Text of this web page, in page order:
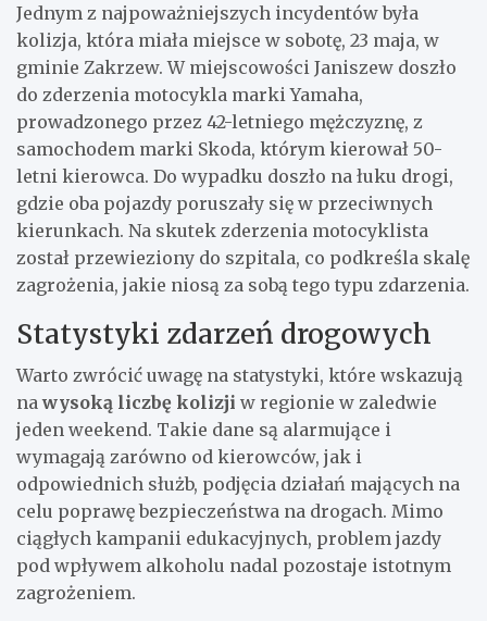
Jednym z najpoważniejszych incydentów była
kolizja, która miała miejsce w sobotę, 23 maja, w
gminie Zakrzew. W miejscowości Janiszew doszło
do zderzenia motocykla marki Yamaha,
prowadzonego przez 42-letniego mężczyznę, z
samochodem marki Skoda, którym kierował 50-
letni kierowca. Do wypadku doszło na łuku drogi,
gdzie oba pojazdy poruszały się w przeciwnych
kierunkach. Na skutek zderzenia motocyklista
został przewieziony do szpitala, co podkreśla skalę
zagrożenia, jakie niosą za sobą tego typu zdarzenia.
Statystyki zdarzeń drogowych
Warto zwrócić uwagę na statystyki, które wskazują
nawysoką liczbę kolizji w regionie w zaledwie
jeden weekend. Takie dane są alarmujące i
wymagają zarówno od kierowców, jak i
odpowiednich służb, podjęcia działań mających na
celu poprawę bezpieczeństwa na drogach. Mimo
ciągłych kampanii edukacyjnych, problem jazdy
pod wpływem alkoholu nadal pozostaje istotnym
zagrożeniem.